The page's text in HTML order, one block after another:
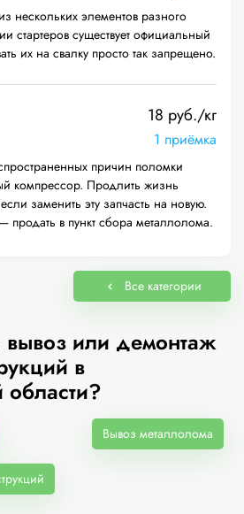
нескольких элементов разного
стартеров существует официальный
их на свалку просто так запрещено.
18 руб./кг
1 приёмка
причин поломки
компрессор. Продлить жизнь
заменить эту запчасть на новую.
продать в пункт сбора металлолома.
Все категории
или демонтаж
в
Вывоз металлолома